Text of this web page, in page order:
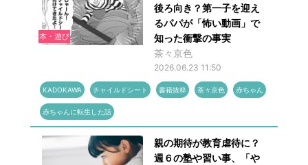
本・遊び
後ろ向き？第一子を迎え
るパパが「怖い動画」で
知った衝撃の事実
茶々京色
2026.06.23 11:50
KADOKAWA チャイルドシート 書籍抜粋 茶々京色 赤ちゃん
赤ちゃんに転生した話
親の期待が教育虐待に？
週６の塾や習い事、「や